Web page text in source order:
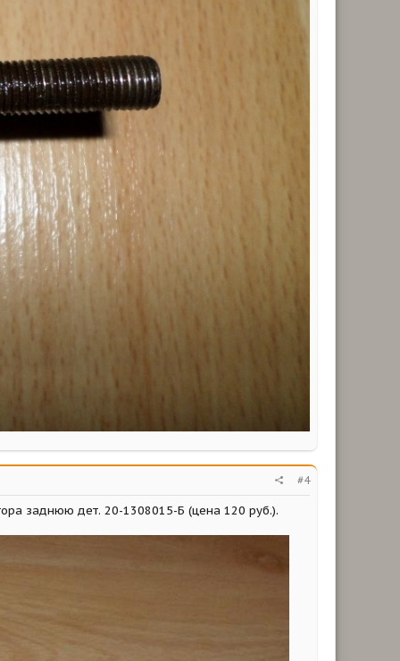
#4
заднюю дет. 20-1308015-Б (цена 120 руб.).